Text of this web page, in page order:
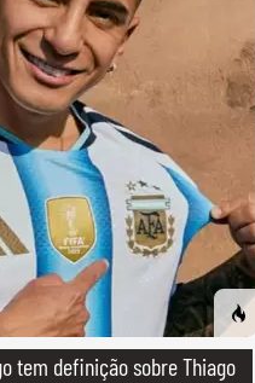
tem definição sobre Thiago